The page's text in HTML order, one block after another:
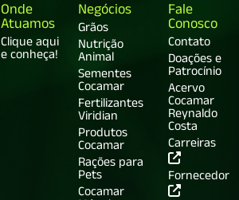
Onde
Atuamos
Clique aqui
e conheça!
Negócios
Grãos
Nutrição
Animal
Sementes
Cocamar
Fertilizantes
Viridian
Produtos
Cocamar
Rações para
Pets
Cocamar
Fale
Conosco
Contato
Doações e
Patrocínio
Acervo
Cocamar
Reynaldo
Costa
Carreiras
Fornecedor